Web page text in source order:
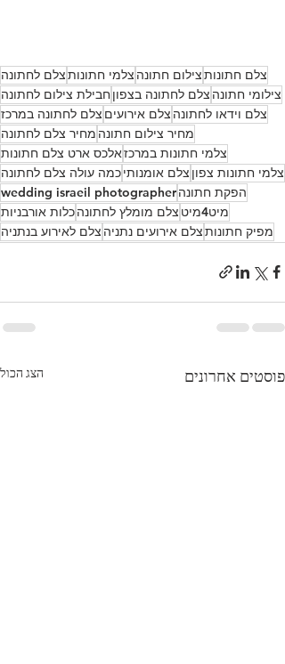
צלם חתונותצילום חתונה צלמי חתונותצלם לחתונה
צילומי חתונה צלם לחתונה בצפון חבילת צילום לחתונה
צלם וידאו לחתונה צלם אירועים צלם לחתונה במרכז
מחיר צילום חתונה מחיר צלם לחתונה
צלמי חתונות במרכזאלכס ארט צלם חתונות
צלמי חתונות צפון צלם אומנותיכמה עולה צלם לחתונה
הפקת חתונהwedding israeil photographer
מיט4מיט
צלם מומלץ לחתונהכלות אורבניות
מפיק חתונותצלם אירועים נתניה צלם לאירוע בנתניה
פוסטים אחרונים הצג הכול